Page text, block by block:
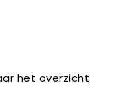
het overzicht